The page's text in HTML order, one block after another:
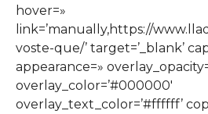
hover=»
link=’manually,https://
voste-que/’ target=’_blank’
appearance=»
overlay_color=’#000000′
overlay_text_color=’#ffffff’